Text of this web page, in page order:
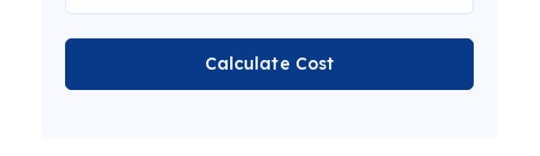
Calculate Cost